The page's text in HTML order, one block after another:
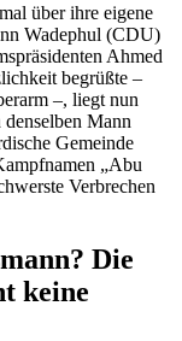
über ihre eigene
Wadephul (CDU)
Ahmed
begrüßte –
–, liegt nun
Mann
Gemeinde
„Abu
Verbrechen
Die
keine